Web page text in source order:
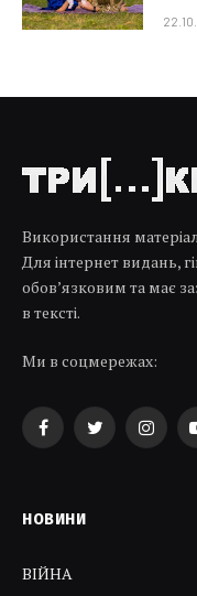
Використання
Для інтернет видань,
обов’язковим та має
в тексті.
Ми в соцмережах:
FacebookTwitter
НОВИНИ
ВІЙНА